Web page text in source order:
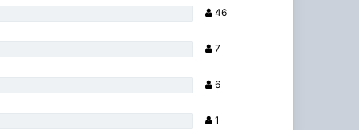
46
7
6
1